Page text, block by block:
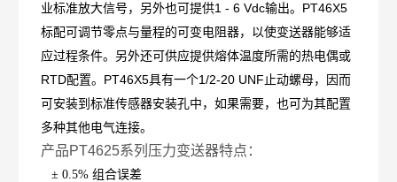
业标准放大信号，另外也可提供1 - 6 Vdc输出。 PT46X5
标配可调节零点与量程的可变电阻器，以使变送器能够适
应过程条件。另外还可供应提供熔体温度所需的热电偶或
RTD配置。 PT46X5具有一个1/2-20 UNF止动螺母，因而
可安装到标准传感器安装孔中，如果需要，也可为其配置
多种其他电气连接。
产品PT4625系列压力变送器特点：
± 0.5%组合误差